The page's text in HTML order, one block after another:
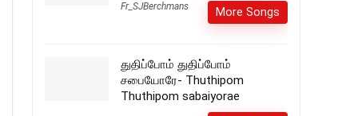
Fr_SJBerchmans More Songs
துதிப்போம் துதிப்போம்
சபையோரே- Thuthipom
Thuthipom sabaiyorae